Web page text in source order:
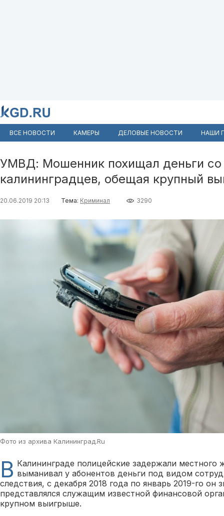
ВСЕ НОВОСТИ КАМЕРЫ ДЕЛОВЫЕ НОВОСТИ НАШИ
УМВД: Мошенник похищал деньги со
калининградцев, обещая крупный
20.06.2019 20:13 Тема: Криминал 3290
Фото из архива Калининград.Ru
В Калининграде полицейские задержали местного
выманивал у абонентов деньги под видом
следствия, с декабря 2018 года по январь 2019-го он
представлялся служащим известной финансовой
крупном выигрыше.